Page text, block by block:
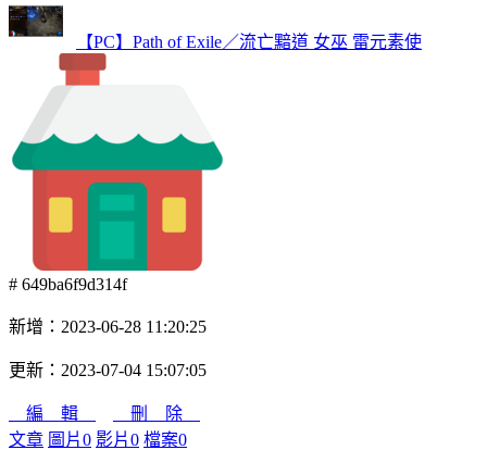
【PC】Path of Exile／流亡黯道 女巫 雷元素使
# 649ba6f9d314f
新增：2023-06-28 11:20:25
更新：2023-07-04 15:07:05
編 輯
刪 除
文章 圖片0 影片0 檔案0